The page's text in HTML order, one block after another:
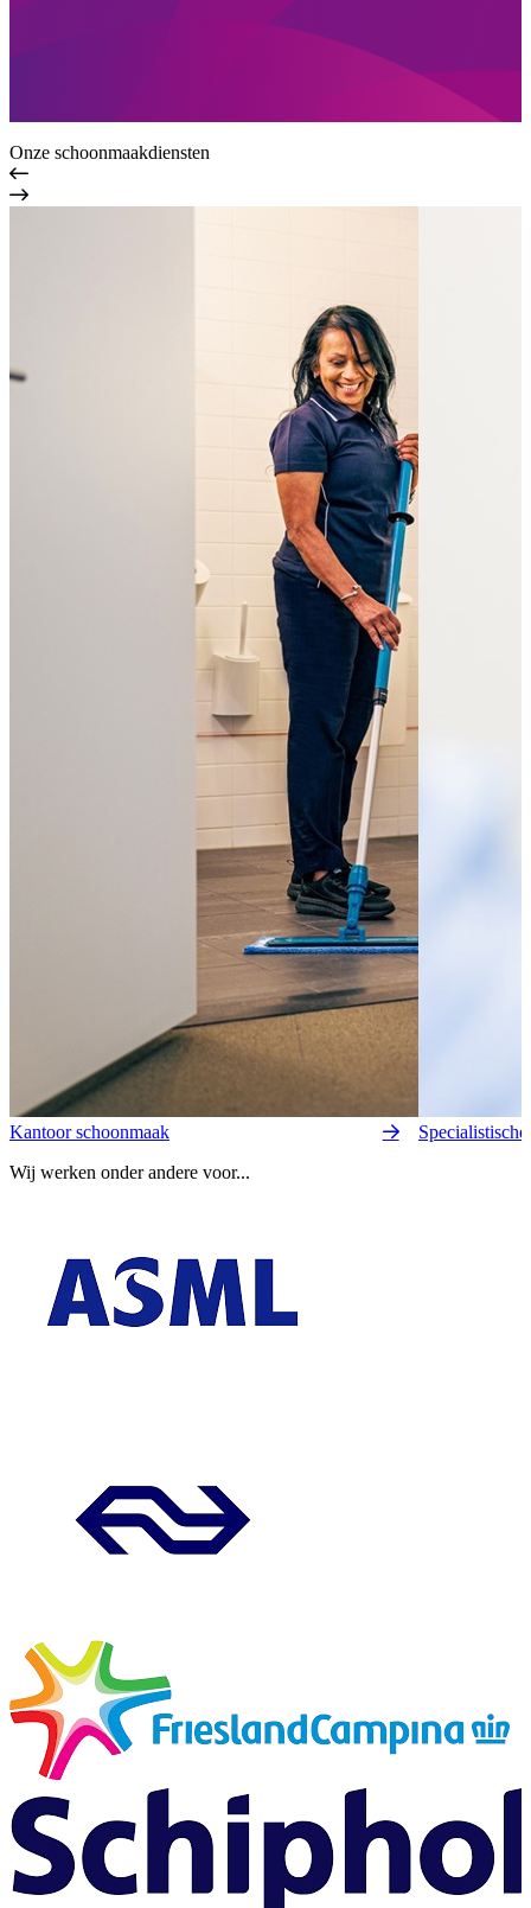
Onze schoonmaakdiensten
Kantoor schoonmaak
Wij werken onder andere voor...